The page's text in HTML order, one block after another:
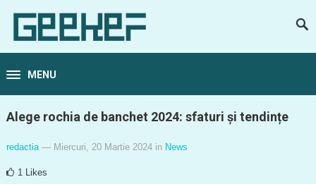
MENU
Alege rochia de banchet 2024: sfaturi și tendințe
redactia — Miercuri, 20 Martie 2024 in News
1 Likes